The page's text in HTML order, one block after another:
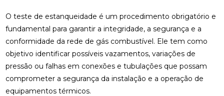
O teste de estanqueidade é um procedimento obrigatório e
fundamental para garantir a integridade, a segurança e a
conformidade da rede de gás combustível. Ele tem como
objetivo identificar possíveis vazamentos, variações de
pressão ou falhas em conexões e tubulações que possam
comprometer a segurança da instalação e a operação de
equipamentos térmicos.